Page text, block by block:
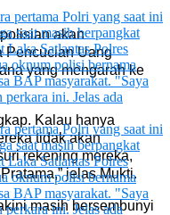
akan
Pencucian Uang
yang mengarah ke
Kalau hanya
tidak akan
rekening mereka,
jelas Mukti.
masih bersembunyi